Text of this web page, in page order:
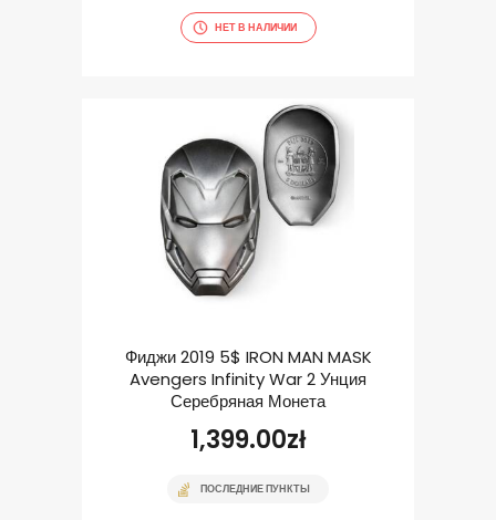
НЕТ В НАЛИЧИИ
Фиджи 2019 5$ IRON MAN MASK
Avengers Infinity War 2 Унция
Серебряная Монета
1,399.00zł
ПОСЛЕДНИЕ ПУНКТЫ